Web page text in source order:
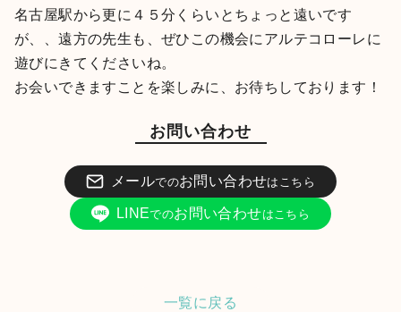
名古屋駅から更に４５分くらいとちょっと遠いです
が、、遠方の先生も、ぜひこの機会にアルテコローレに
遊びにきてくださいね。
お会いできますことを楽しみに、お待ちしております！
お問い合わせ
メールでのお問い合わせはこちら
LINEでのお問い合わせはこちら
一覧に戻る